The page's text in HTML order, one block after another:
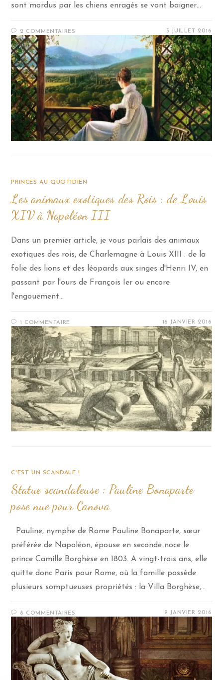
sont mordus par les chiens enragés se vont baigner…
2 COMMENTAIRES 3 JUILLET 2016
PRINCES AU QUOTIDIEN
Les animaux exotiques des Rois : de Louis
XIV à Napoléon III
Dans un premier article, je vous parlais des animaux
exotiques des rois, de Charlemagne à Louis XIII : de la
folie des lions et des léopards aux singes d'Henri IV, en
passant par l'ours de François Ier ou encore
l'engouement…
1 COMMENTAIRE 16 JANVIER 2016
C'EST UN SCANDALE !
Statue scandaleuse : Pauline Bonaparte
pose nue pour Canova
Pauline, nymphe de Rome Pauline Bonaparte, sœur
préférée de Napoléon, épouse en seconde noce le
prince Camille Borghèse en 1803. A vingt-trois ans, elle
quitte donc Paris pour Rome, où la famille possède
plusieurs somptueuses propriétés : la Villa Borghèse,…
8 COMMENTAIRES 9 JANVIER 2016